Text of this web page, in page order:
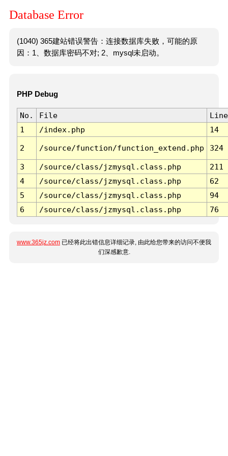
Database Error
(1040) 365建站错误警告：连接数据库失败，可能的原
因：1、数据库密码不对; 2、mysql未启动。
PHP Debug
No. File
Line
1
/index.php 14
2 /source/function/function_extend.php 324
3 /source/class/jzmysql.class.php
211
4
/source/class/jzmysql.class.php
62
5
/source/class/jzmysql.class.php
94
6
/source/class/jzmysql.class.php 76
www.365jz.com 已经将此出错信息详细记录, 由此给您带来的访问不便我
们深感歉意.